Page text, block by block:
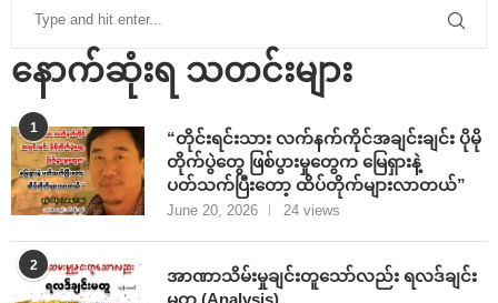
နောက်ဆုံးရ သတင်းများ
1
“တိုင်းရင်းသား လက်နက်ကိုင်အချင်းချင်း ပိုမို
တိုက်ပွဲတွေ ဖြစ်ပွားမှုတွေက မြေရှားနဲ့
ပတ်သက်ပြီးတော့ ထိပ်တိုက်များလာတယ်”
June 20, 2026 24 views
2
အာဏာသိမ်းမှုချင်းတူသော်လည်း ရလဒ်ချင်း
မတူ (Analysis)